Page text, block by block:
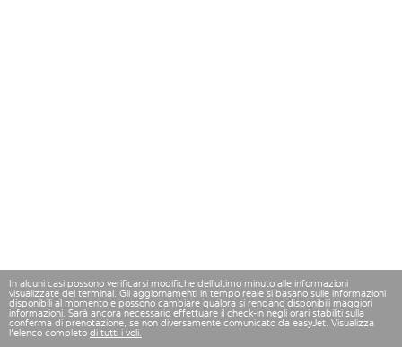
In alcuni casi possono verificarsi modifiche dell’ultimo minuto alle informazioni
visualizzate del terminal. Gli aggiornamenti in tempo reale si basano sulle informazioni
disponibili al momento e possono cambiare qualora si rendano disponibili maggiori
informazioni. Sarà ancora necessario effettuare il check-in negli orari stabiliti sulla
conferma di prenotazione, se non diversamente comunicato da easyJet. Visualizza
l'elenco completo di tutti i voli.